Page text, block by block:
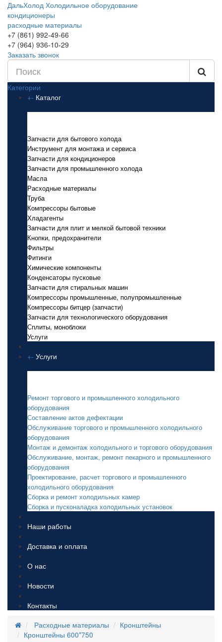
ДальХолод Холодильное оборудование
кондиционеры
расходные материалы
+7 (861) 992-49-66
+7 (964) 936-10-29
Заказать звонок
Категории
+- Каталог
Запчасти для бытового холода
Инструмент для монтажа и сервиса
Запчасти для кондиционеров
Запчасти для промышленного холода
Масла
Расходные материалы
Труба
Компрессоры бытовые
Хладагенты
Запчасти для плит и мелкой бытовой техники
Кнопки, предохранители
Фильтры
Фитинги
Химические компоненты
Конденсаторы пусковые
Запчасти для стиральных машин
Компрессоры промышленные, полупромышленные
Компрессоры битцер (запчасти)
Запчасти для технологического оборудования
Сплиты, моноблоки
Услуги
+- Услуги
Ремонт торгового и промышленного холодильного
оборудования
Составление актов дефектации
Обслуживание торгового и промышленного холодильного
оборудования
Монтаж и демонтаж холодильного и торгового оборудования
Обслуживание, монтаж, ремонт пекарного и промышленного
оборудования
Проектирование, расчет торгового и промышленного
холодильного оборудования
Сборка и ремонт холодильных камер
Сборка и пусконаладка холодильных установок
Наши работы
Доставка и оплата
О нас
Новости
Контакты
Расходные материалы
Кронштейны
Кронштейны 600*750